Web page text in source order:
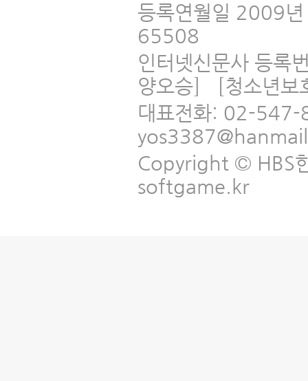
등록연월일 2009
65508
인터넷신문사 등
양오승] [청소년보
대표전화: 02-
Copyright © HBS
softgame.kr